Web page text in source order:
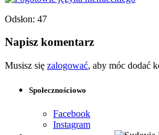
Odsłon: 47
Napisz komentarz
Musisz się zalogować, aby móc dodać
Społecznościowo
Facebook
Instagram